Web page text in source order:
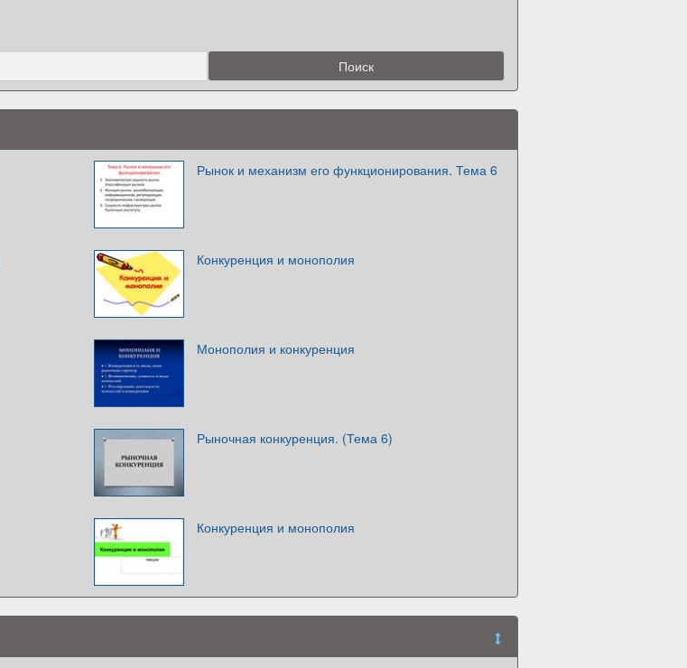
Рынок и механизм его функционирования. Тема 6
Конкуренция и монополия
Монополия и конкуренция
Рыночная конкуренция. (Тема 6)
Конкуренция и монополия